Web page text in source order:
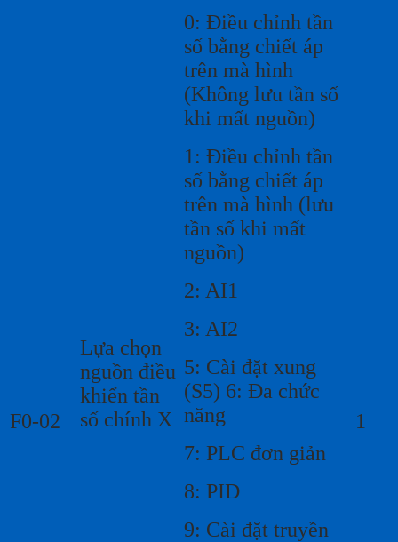
F0-02
Lựa chọn
nguồn điều
khiển tần
số chính X
0: Điều chỉnh tần
số bằng chiết áp
trên mà hình
(Không lưu tần số
khi mất nguồn)
1: Điều chỉnh tần
số bằng chiết áp
trên mà hình (lưu
tần số khi mất
nguồn)
2: AI1
3: AI2
5: Cài đặt xung
(S5) 6: Đa chức
năng
7: PLC đơn giản
8: PID
9: Cài đặt truyền
1